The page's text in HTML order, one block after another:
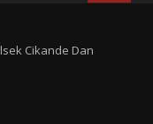
Cikande Dan